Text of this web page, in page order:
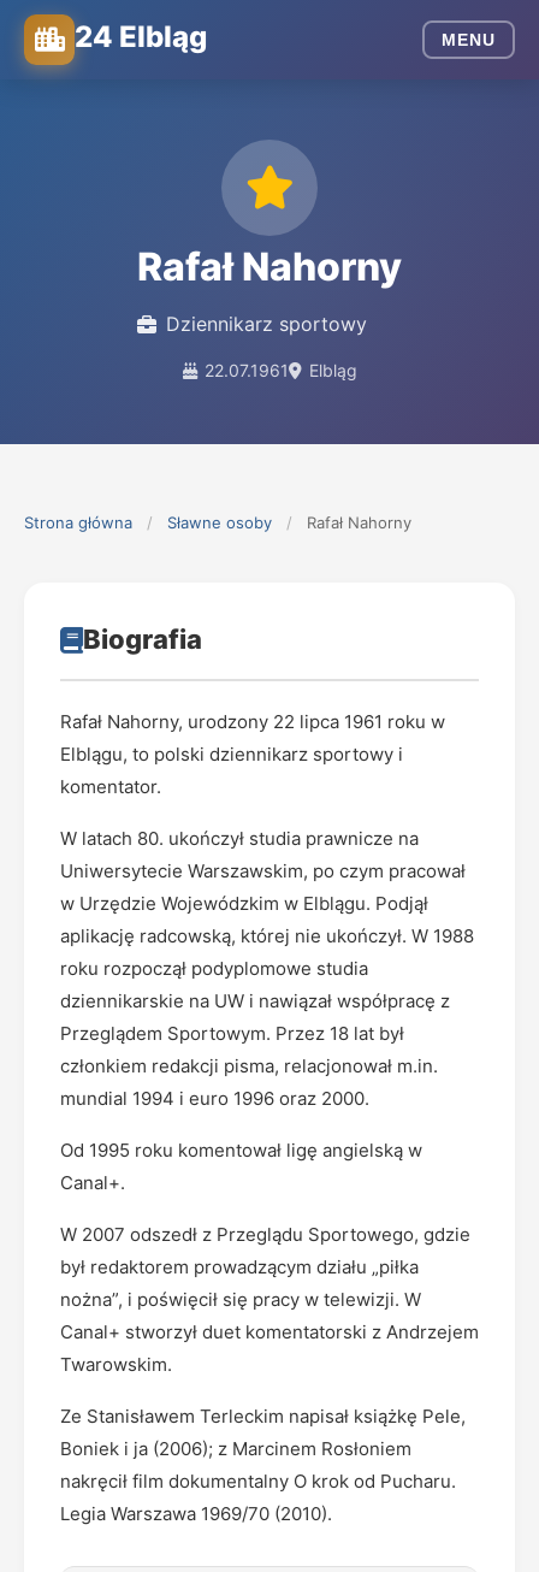
24 Elbląg MENU
Rafał Nahorny
Dziennikarz sportowy
22.07.1961 Elbląg
Strona główna / Sławne osoby / Rafał Nahorny
Biografia
Rafał Nahorny, urodzony 22 lipca 1961 roku w
Elblągu, to polski dziennikarz sportowy i
komentator.
W latach 80. ukończył studia prawnicze na
Uniwersytecie Warszawskim, po czym pracował
w Urzędzie Wojewódzkim w Elblągu. Podjął
aplikację radcowską, której nie ukończył. W 1988
roku rozpoczął podyplomowe studia
dziennikarskie na UW i nawiązał współpracę z
Przeglądem Sportowym. Przez 18 lat był
członkiem redakcji pisma, relacjonował m.in.
mundial 1994 i euro 1996 oraz 2000.
Od 1995 roku komentował ligę angielską w
Canal+.
W 2007 odszedł z Przeglądu Sportowego, gdzie
był redaktorem prowadzącym działu „piłka
nożna”, i poświęcił się pracy w telewizji. W
Canal+ stworzył duet komentatorski z Andrzejem
Twarowskim.
Ze Stanisławem Terleckim napisał książkę Pele,
Boniek i ja (2006); z Marcinem Rosłoniem
nakręcił film dokumentalny O krok od Pucharu.
Legia Warszawa 1969/70 (2010).